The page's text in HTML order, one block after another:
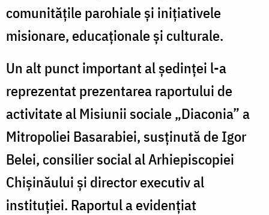
comunitățile parohiale și inițiativele
misionare, educaționale și culturale.
Un alt punct important al ședinței l-a
reprezentat prezentarea raportului de
activitate al Misiunii sociale „Diaconia” a
Mitropoliei Basarabiei, susținută de Igor
Belei, consilier social al Arhiepiscopiei
Chișinăului și director executiv al
instituției. Raportul a evidențiat